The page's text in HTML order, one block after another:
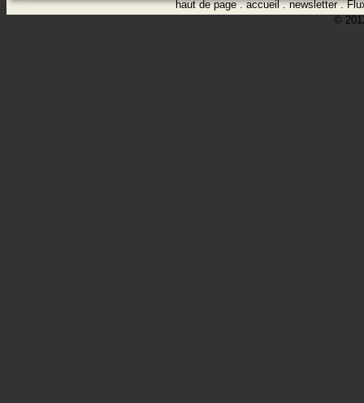
haut de page.accueil.newsletter.
©